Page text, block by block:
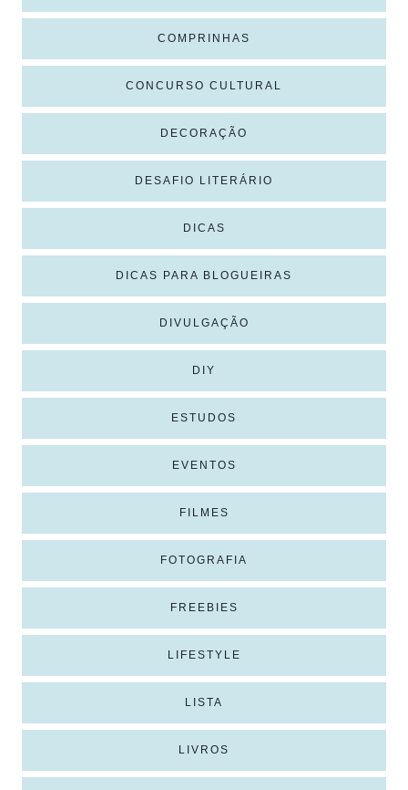
COMPRINHAS
CONCURSO CULTURAL
DECORAÇÃO
DESAFIO LITERÁRIO
DICAS
DICAS PARA BLOGUEIRAS
DIVULGAÇÃO
DIY
ESTUDOS
EVENTOS
FILMES
FOTOGRAFIA
FREEBIES
LIFESTYLE
LISTA
LIVROS